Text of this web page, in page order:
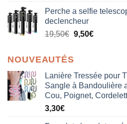
Perche a selfie
declencheur
19,50€ 9,50€
NOUVEAUTÉS
Lanière Tressée pour
Sangle à Bandoulière
Cou, Poignet,
3,30€